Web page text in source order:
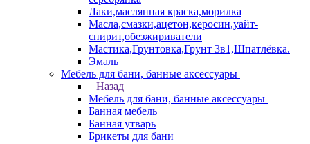
Лаки,маслянная краска,морилка
Масла,смазки,ацетон,керосин,уайт-
спирит,обезжириватели
Мастика,Грунтовка,Грунт 3в1,Шпатлёвка.
Эмаль
Мебель для бани, банные аксессуары
Назад
Мебель для бани, банные аксессуары
Банная мебель
Банная утварь
Брикеты для бани